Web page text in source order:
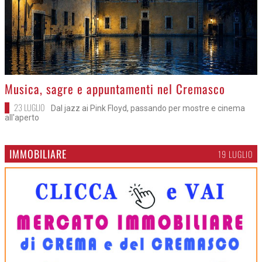
>Musica, sagre e appuntamenti nel Cremasco
23 LUGLIO
Dal jazz ai Pink Floyd, passando per mostre e cinema
all'aperto
IMMOBILIARE 19 LUGLIO